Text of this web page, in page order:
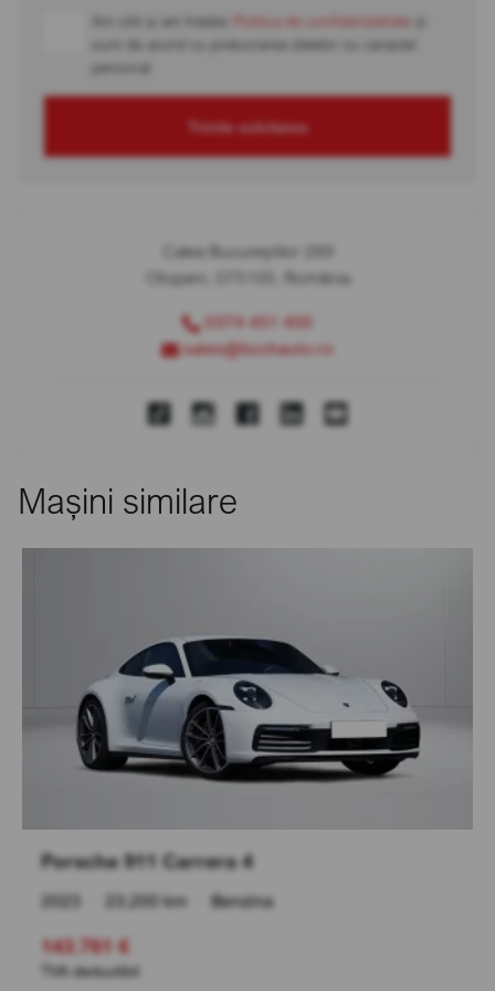
Am citit și am înțeles Politica de confidențialitate
sunt de acord cu prelucrarea datelor cu caracter
personal
Trimite solicitarea
Calea Bucureștilor 289
Otopeni, 075100, România
0374 451 400
sales@bcchauto.ro
Mașini similare
Porsche 911 Carrera 4
2023 23.200 km Benzina
143.761 €
TVA deductibil